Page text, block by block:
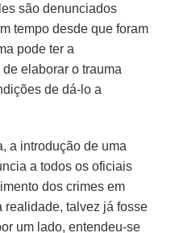
são denunciados
tempo desde que foram
pode ter a
elaborar o trauma
de dá-lo a
a introdução de uma
a todos os oficiais
dos crimes em
realidade, talvez já fosse
um lado, entendeu-se